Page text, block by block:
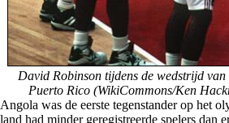
David Robinson tijdens de wedstrijd van
Puerto Rico (WikiCommons/Ken
Angola was de eerste tegenstander op het
land had minder geregistreerde spelers dan